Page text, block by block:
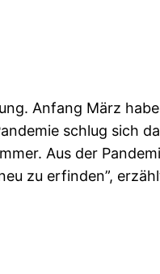
Anfang März
schlug sich
Aus der
zu erfinden”,